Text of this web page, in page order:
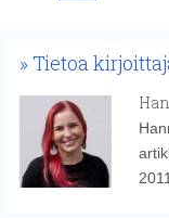
Tietoa